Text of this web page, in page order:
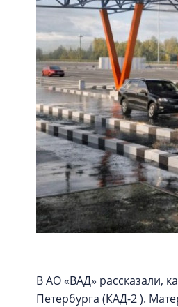
В АО «ВАД» рассказали,
Петербурга (КАД-2 ).